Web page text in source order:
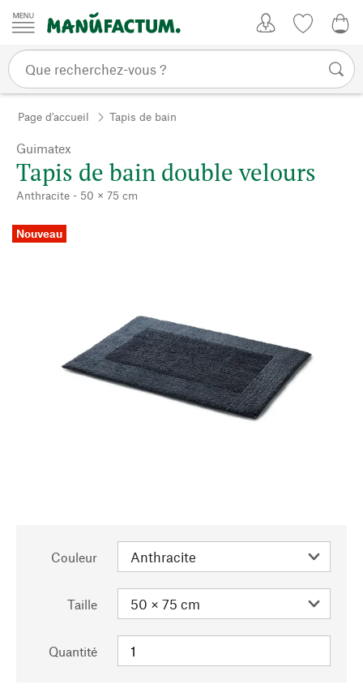
Passer au contenu
Page d'accueil Tapis de bain
Guimatex
Tapis de bain double velours
Anthracite - 50 × 75 cm
Nouveau
Couleur
Taille
Quantité